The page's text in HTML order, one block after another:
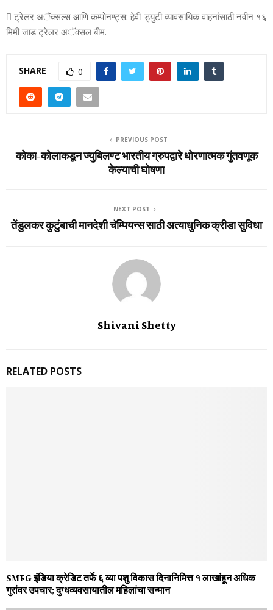
 ट्रेलर अॅक्‍सल्‍स आणि कम्‍पोनण्‍ट्स: हेवी-ड्युटी व्‍यावसायिक वाहनांसाठी नवीन १६
मिमी जाड ट्रेलर अॅक्‍सल बीम.
SHARE 0
PREVIOUS POST
कोका-कोलाकडून ज्‍युबिलण्‍ट भारतीय ग्रुपद्वारे धोरणात्‍मक गुंतवणूक
केल्‍याची घोषणा
NEXT POST
तेंडुलकर कुटुंबाची मानदेशी चॅम्पियन्स साठी अत्याधुनिक क्रीडा सुविधा
Shivani Shetty
RELATED POSTS
SMFG इंडिया क्रेडिट तर्फे ६ व्या पशु विकास दिनानिमित्त १ लाखांहून अधिक
गुरांवर उपचार; दुग्धव्यवसायातील महिलांचा सन्मान